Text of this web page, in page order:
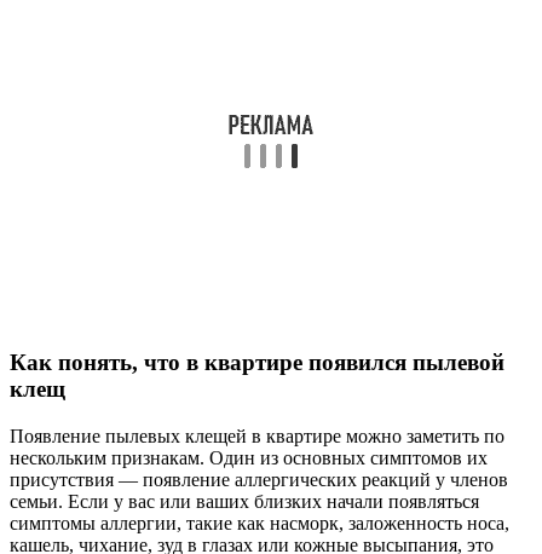
Как понять, что в квартире появился пылевой
клещ
Появление пылевых клещей в квартире можно заметить по
нескольким признакам. Один из основных симптомов их
присутствия — появление аллергических реакций у членов
семьи. Если у вас или ваших близких начали появляться
симптомы аллергии, такие как насморк, заложенность носа,
кашель, чихание, зуд в глазах или кожные высыпания, это